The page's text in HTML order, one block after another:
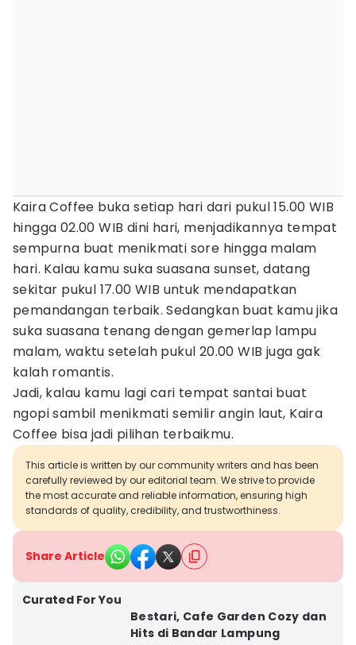
Kaira Coffee buka setiap hari dari pukul 15.00 WIB
hingga 02.00 WIB dini hari, menjadikannya tempat
sempurna buat menikmati sore hingga malam
hari. Kalau kamu suka suasana sunset, datang
sekitar pukul 17.00 WIB untuk mendapatkan
pemandangan terbaik. Sedangkan buat kamu jika
suka suasana tenang dengan gemerlap lampu
malam, waktu setelah pukul 20.00 WIB juga gak
kalah romantis.
Jadi, kalau kamu lagi cari tempat santai buat
ngopi sambil menikmati semilir angin laut, Kaira
Coffee bisa jadi pilihan terbaikmu.
This article is written by our community writers and has been
carefully reviewed by our editorial team. We strive to provide
the most accurate and reliable information, ensuring high
standards of quality, credibility, and trustworthiness.
Share Article
Curated For You
Bestari, Cafe Garden Cozy dan
Hits di Bandar Lampung